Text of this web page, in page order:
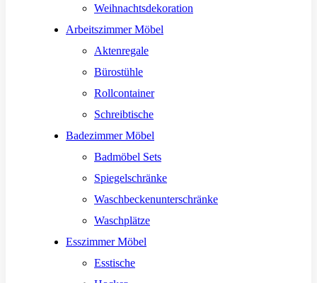
Weihnachtsdekoration
Arbeitszimmer Möbel
Aktenregale
Bürostühle
Rollcontainer
Schreibtische
Badezimmer Möbel
Badmöbel Sets
Spiegelschränke
Waschbeckenunterschränke
Waschplätze
Esszimmer Möbel
Esstische